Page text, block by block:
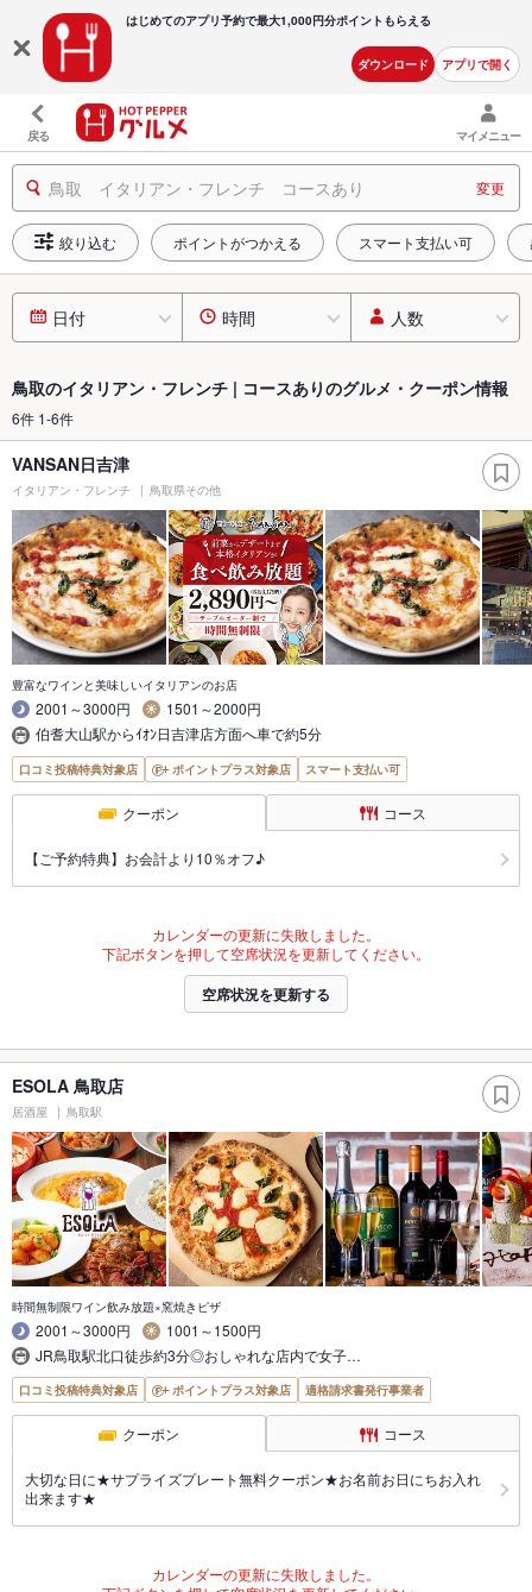
はじめてのアプリ予約で最大1,000円分ポイントもらえる
ダウンロード アプリで開く
戻る マイメニュー
鳥取 イタリアン・フレンチ コースあり 変更
絞り込む ポイントがつかえる スマート支払い可
日付 時間 人数
鳥取のイタリアン・フレンチ | コースありのグルメ・クーポン情報
6件 1-6件
VANSAN日吉津
イタリアン・フレンチ 鳥取県その他
豊富なワインと美味しいイタリアンのお店
2001～3000円
1501～2000円
伯耆大山駅からｲｵﾝ日吉津店方面へ車で約5分
口コミ投稿特典対象店 ポイントプラス対象店 スマート支払い可
クーポン コース
【ご予約特典】お会計より10％オフ♪
カレンダーの更新に失敗しました。
下記ボタンを押して空席状況を更新してください。
空席状況を更新する
ESOLA 鳥取店
居酒屋 鳥取駅
時間無制限ワイン飲み放題×窯焼きピザ
2001～3000円
1001～1500円
JR鳥取駅北口徒歩約3分◎おしゃれな店内で女子…
口コミ投稿特典対象店 ポイントプラス対象店 適格請求書発行事業者
クーポン コース
大切な日に★サプライズプレート無料クーポン★お名前お日にちお入れ
出来ます★
カレンダーの更新に失敗しました。